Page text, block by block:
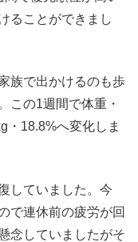
ることができまし
族で出かけるのも歩
この1週間で体重・
・18.8%へ変化しま
していました。今
で連休前の疲労が回
念していましたがそ